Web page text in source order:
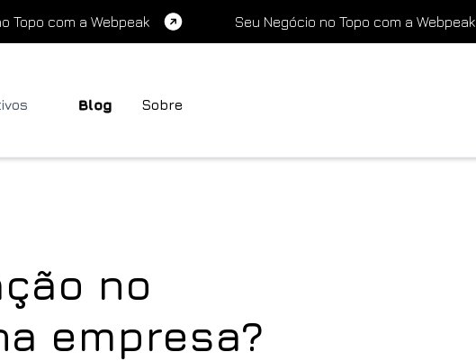
Topo com a Webpeak Seu Negócio no Topo com a Webpeak
Blog Sobre
no
empresa?